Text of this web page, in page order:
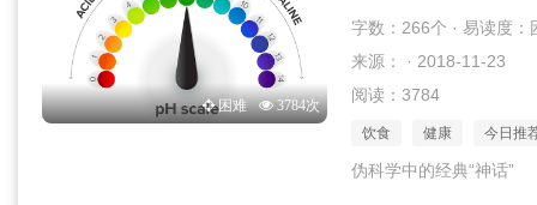
困难 3784次
字数：266个 · 易读度：
来源： · 2018-11-23
阅读：3784
饮食 健康 今日推
伪科学中的经典“神话”